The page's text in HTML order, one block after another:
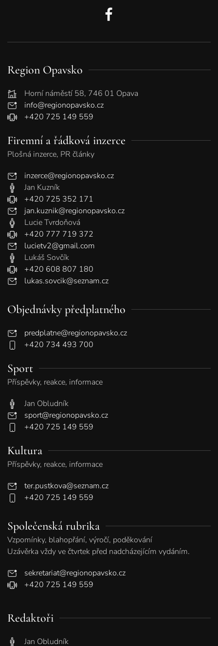
Region Opavsko
Horní náměstí 58, 746 01 Opava
info@regionopavsko.cz
+420 725 149 559
Firemní a řádková inzerce
Plošná inzerce, PR články
inzerce@regionopavsko.cz
Jan Kuzník
+420 725 352 171
jan.kuznik@regionopavsko.cz
Lucie Tvrdoňová
+420 777 719 372
lucietv2@gmail.com
Lukáš Sovčík
+420 608 807 180
lukas.sovcik@seznam.cz
Objednávky předplatného
predplatne@regionopavsko.cz
+420 734 493 700
Sport
Příspěvky, reakce, informace
Jan Obludník
sport@regionopavsko.cz
+420 725 149 559
Kultura
Příspěvky, reakce, informace
ter.pustkova@seznam.cz
+420 725 149 559
Společenská rubrika
Vzpomínky, blahopřání, výročí, poděkování
Uzávěrka vždy ve čtvrtek před nadcházejícím vydáním.
sekretariat@regionopavsko.cz
+420 725 149 559
Redaktoři
Jan Obludník